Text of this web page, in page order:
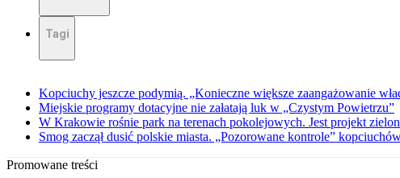
Tagi
Kopciuchy jeszcze podymią. „Konieczne większe zaangażowanie
Miejskie programy dotacyjne nie załatają luk w „Czystym Powietrzu”
W Krakowie rośnie park na terenach pokolejowych. Jest projekt
Smog zaczął dusić polskie miasta. „Pozorowane kontrole”
Promowane treści